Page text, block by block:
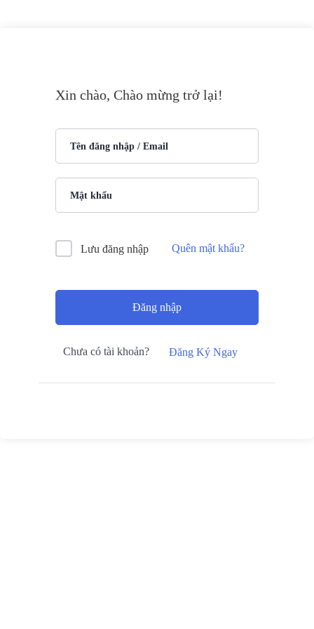
Xin chào, Chào mừng trở lại!
Lưu đăng nhập Quên mật khẩu?
Đăng nhập
Chưa có tài khoản? Đăng Ký Ngay